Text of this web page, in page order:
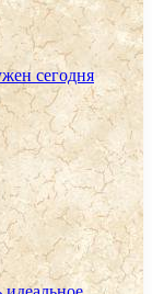
сегодня